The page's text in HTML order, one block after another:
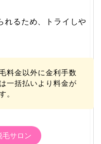
れるため、トライしや
料金以外に金利手数
一括払いより料金が
。
毛サロン